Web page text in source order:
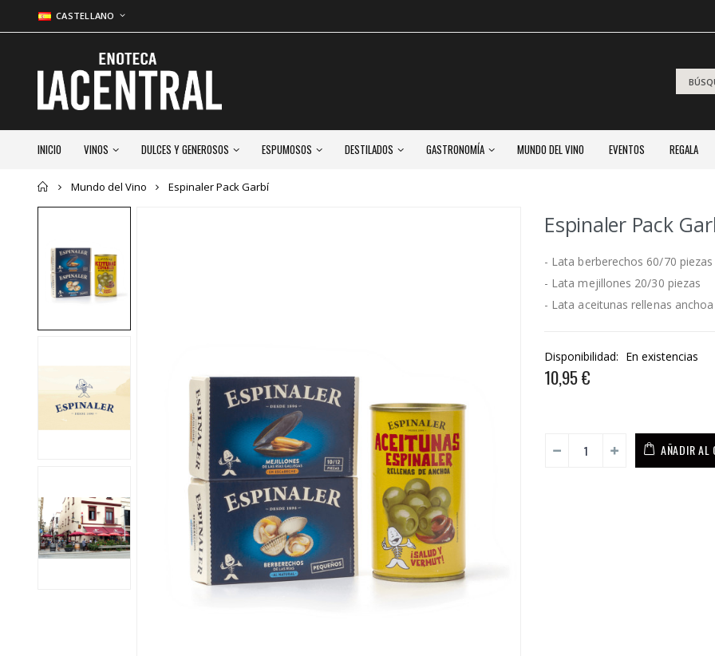
CASTELLANO
INICIO VINOS DULCES Y GENEROSOS ESPUMOSOS DESTILADOS GASTRONOMÍA MUNDO DEL VINO EVENTOS REGALA
Inicio
Mundo del Vino Espinaler Pack Garbí
Espinaler Pack
- Lata berberechos 60/70 piezas
- Lata mejillones 20/30 piezas
- Lata aceitunas rellenas
Disponibilidad: En existencias
10,95 €
AÑADIR AL